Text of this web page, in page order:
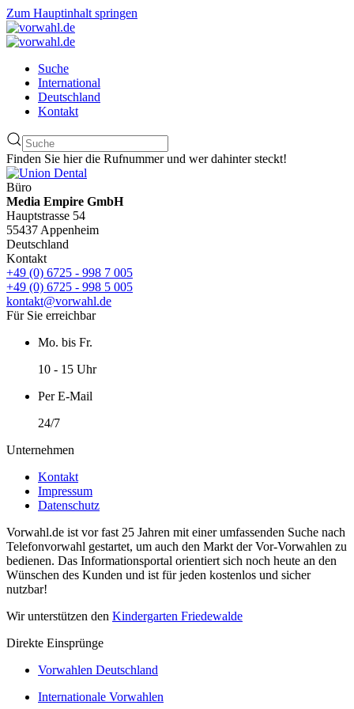
Zum Hauptinhalt springen
Suche
International
Deutschland
Kontakt
Finden Sie hier die Rufnummer und wer dahinter steckt!
Büro
Media Empire GmbH
Hauptstrasse 54
55437 Appenheim
Deutschland
Kontakt
+49 (0) 6725 - 998 7 005
+49 (0) 6725 - 998 5 005
kontakt@vorwahl.de
Für Sie erreichbar
Mo. bis Fr.
10 - 15 Uhr
Per E-Mail
24/7
Unternehmen
Kontakt
Impressum
Datenschutz
Vorwahl.de ist vor fast 25 Jahren mit einer umfassenden Suche nach
Telefonvorwahl gestartet, um auch den Markt der Vor-Vorwahlen zu
bedienen. Das Informationsportal orientiert sich noch heute an den
Wünschen des Kunden und ist für jeden kostenlos und sicher
nutzbar!
Wir unterstützen den Kindergarten Friedewalde
Direkte Einsprünge
Vorwahlen Deutschland
Internationale Vorwahlen